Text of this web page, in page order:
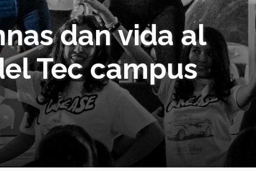
dan vida al
Tec campus